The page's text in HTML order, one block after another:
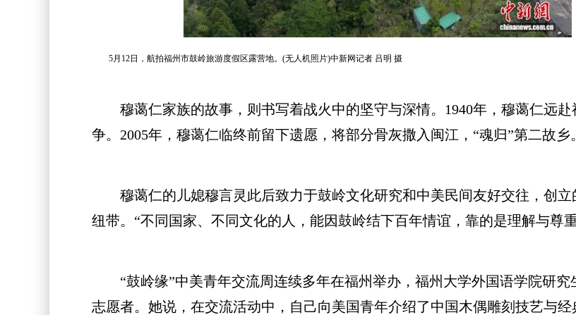
5月12日，航拍福州市鼓岭旅游度假区露营地。(无人机照片)中新网记者 吕明 摄
穆蔼仁家族的故事，则书写着战火中的坚守与深情。1940年，穆蔼仁远赴
争。2005年，穆蔼仁临终前留下遗愿，将部分骨灰撒入闽江，“魂归”第二故乡。
穆蔼仁的儿媳穆言灵此后致力于鼓岭文化研究和中美民间友好交往，创立
纽带。“不同国家、不同文化的人，能因鼓岭结下百年情谊，靠的是理解与尊
“鼓岭缘”中美青年交流周连续多年在福州举办，福州大学外国语学院研究
志愿者。她说，在交流活动中，自己向美国青年介绍了中国木偶雕刻技艺与经